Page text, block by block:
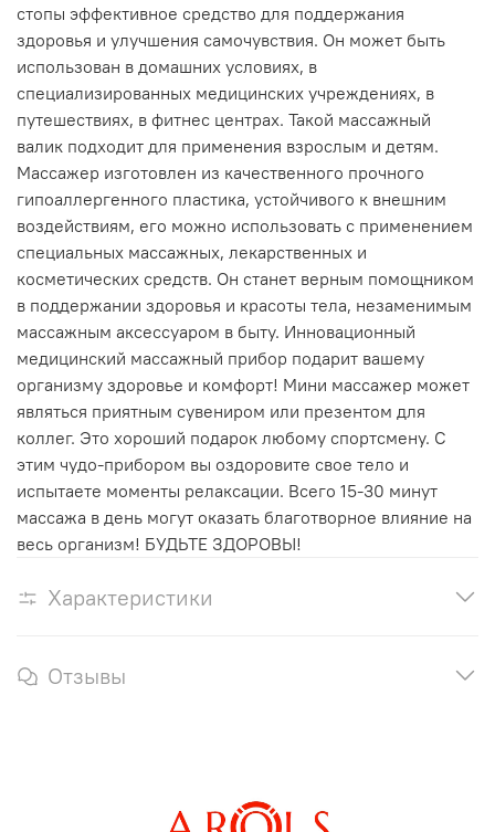
стопы эффективное средство для поддержания
здоровья и улучшения самочувствия. Он может быть
использован в домашних условиях, в
специализированных медицинских учреждениях, в
путешествиях, в фитнес центрах. Такой массажный
валик подходит для применения взрослым и детям.
Массажер изготовлен из качественного прочного
гипоаллергенного пластика, устойчивого к внешним
воздействиям, его можно использовать с применением
специальных массажных, лекарственных и
косметических средств. Он станет верным помощником
в поддержании здоровья и красоты тела, незаменимым
массажным аксессуаром в быту. Инновационный
медицинский массажный прибор подарит вашему
организму здоровье и комфорт! Мини массажер может
являться приятным сувениром или презентом для
коллег. Это хороший подарок любому спортсмену. С
этим чудо-прибором вы оздоровите свое тело и
испытаете моменты релаксации. Всего 15-30 минут
массажа в день могут оказать благотворное влияние на
весь организм! БУДЬТЕ ЗДОРОВЫ!
Характеристики
Отзывы